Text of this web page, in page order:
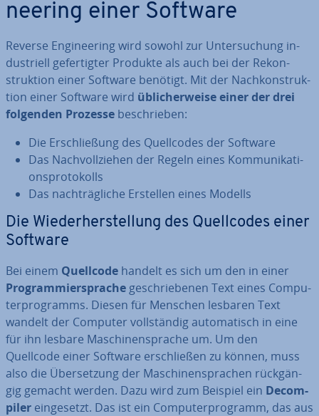
nee­ring einer Software
Reverse En­gi­nee­ring wird sowohl zur Un­ter­su­chung in­
dus­tri­ell ge­fer­tig­ter Produkte als auch bei der Re­kon­
struk­ti­on einer Software benötigt. Mit der Nach­kon­struk­
ti­on einer Software wird üb­li­cher­wei­se einer der drei
folgenden Prozesse be­schrie­ben:
Die Er­schlie­ßung des Quell­codes der Software
Das Nach­voll­zie­hen der Regeln eines Kom­mu­ni­ka­ti­
ons­pro­to­kolls
Das nach­träg­li­che Erstellen eines Modells
Die Wie­der­her­stel­lung des Quell­codes einer
Software
Bei einem Quellcode handelt es sich um den in einer
Pro­gram­mier­spra­che ge­schrie­be­nen Text eines Com­pu­
ter­pro­gramms. Diesen für Menschen lesbaren Text
wandelt der Computer voll­stän­dig au­to­ma­tisch in eine
für ihn lesbare Ma­schi­nen­spra­che um. Um den
Quellcode einer Software er­schlie­ßen zu können, muss
also die Über­set­zung der Ma­schi­nen­spra­chen rück­gän­
gig gemacht werden. Dazu wird zum Beispiel ein De­com­
pi­ler ein­ge­setzt. Das ist ein Com­pu­ter­pro­gramm, das aus